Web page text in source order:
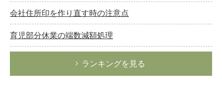
会社住所印を作り直す時の注意点
育児部分休業の端数減額処理
ランキングを見る